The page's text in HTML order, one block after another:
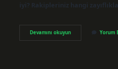
iyi? Rakipleriniz hangi
Devamını okuyunSwot
Analizi
Yorum